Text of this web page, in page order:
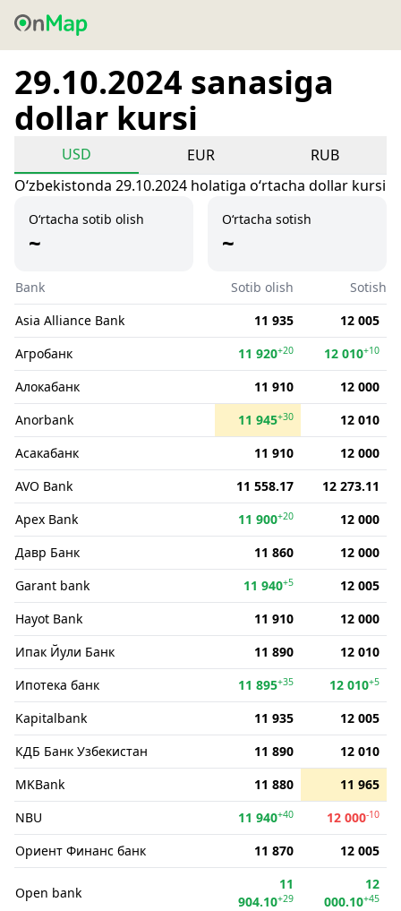
29.10.2024 sanasiga
dollar kursi
USD EUR
RUB
Oʻzbekistonda 29.10.2024 holatiga oʻrtacha dollar kursi
O‘rtacha sotib olish
~
O‘rtacha sotish
~
Bank Sotib olish
Sotish
Asia Alliance Bank
11 935
12 005
Агробанк
11 920+20 12 010+10
Алокабанк 11 910
12 000
Anorbank
11 945+30
12 010
Асакабанк
11 910
12 000
AVO Bank
11 558.17
12 273.11
Apex Bank
11 900+20
12 000
Давр Банк
11 860
12 000
Garant bank
11 940+5
12 005
Hayot Bank
11 910
12 000
Ипак Йули Банк
11 890
12 010
Ипотека банк
11 895+35 12 010+5
Kapitalbank 11 935
12 005
КДБ Банк Узбекистан
11 890
12 010
MKBank
11 880
11 965
NBU
11 940+40 12 000-10
Ориент Финанс банк 11 870 12 005
Open bank
11
904.10+29
12
000.10+45